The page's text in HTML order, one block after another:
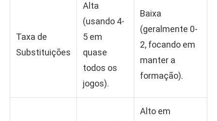
Taxa de
Substituições
Alta
(usando 4-
5 em
quase
todos os
jogos).
Baixa
(geralmente 0-
2, focando em
manter a
formação).
Alto em